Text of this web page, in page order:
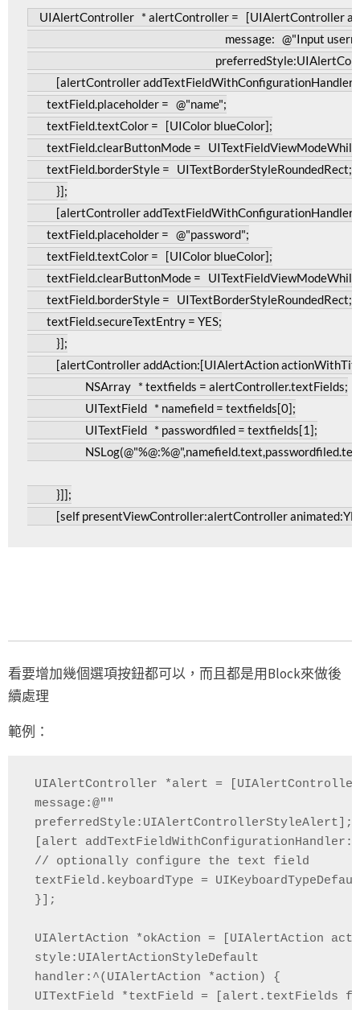
UIAlertController * alertController = [UIAlertController
                                                                                  message
: @"Input
                                                                              preferredStyle
:
[alertController addTextFieldWithConfigurationHandler
        textField
.placeholder = @"name";
        textField
.textColor = [UIColor blueColor];
        textField
.clearButtonMode =
        textField
.borderStyle = UITextBorderStyleRoundedRect;
}];
[alertController addTextFieldWithConfigurationHandler
        textField
.placeholder = @"password";
        textField
.textColor = [UIColor blueColor];
        textField
.clearButtonMode =
        textField
.borderStyle = UITextBorderStyleRoundedRect;
        textField
.secureTextEntry = YES;
}];
[alertController addAction:[UIAlertAction
NSArray * textfields = alertController.textFields;
UITextField * namefield = textfields[0];
UITextField * passwordfiled = textfields[1];
NSLog(@"%@:%@",namefield.text,passwordfiled.
}]];
[self presentViewController:alertController animated:
看要增加幾個選項按鈕都可以，而且都是用Block來做後
續處理
範例：
UIAlertController *alert = [UIAlertController
message:@""
preferredStyle:UIAlertControllerStyleAlert];
[alert
// optionally configure the text field
textField.keyboardType =
}];
UIAlertAction *okAction = [UIAlertAction
style:UIAlertActionStyleDefault
handler:^(UIAlertAction *action) {
UITextField *textField = [alert.textFields